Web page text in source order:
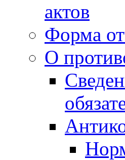
актов
Форма
О